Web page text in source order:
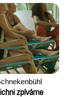
zpíváme